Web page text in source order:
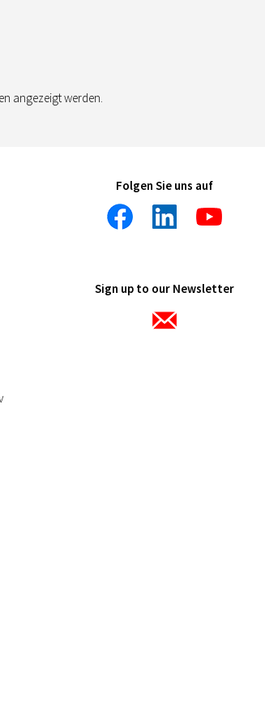
angezeigt werden.
Folgen Sie uns auf
Sign up to our Newsletter